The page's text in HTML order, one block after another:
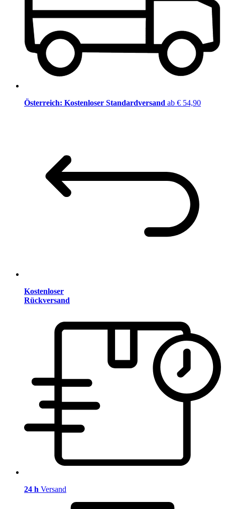
Österreich: Kostenloser Standardversand ab € 54,90
Kostenloser
Rückversand
24 h Versand